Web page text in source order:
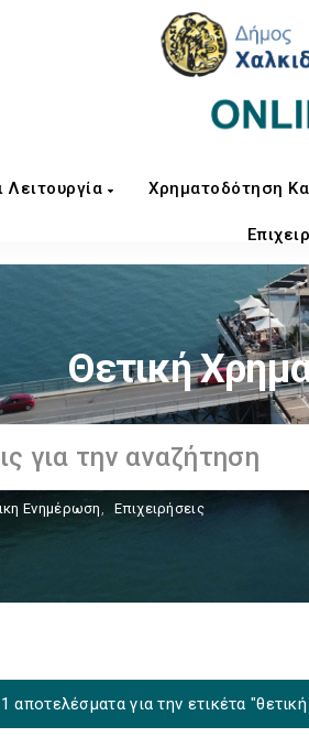
Χρηματοδότηση
Θετική
Ενημέρωση, Επιχειρήσεις
αποτελέσματα για την ετικέτα